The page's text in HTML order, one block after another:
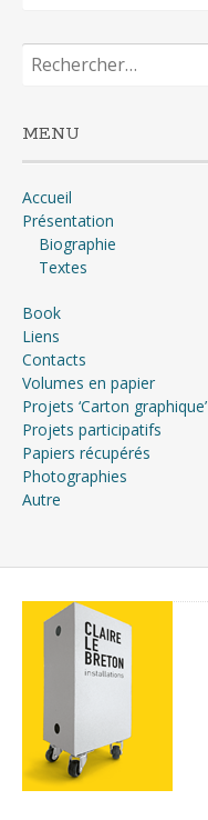
Rechercher :
MENU
Accueil
Présentation
Biographie
Textes
Book
Liens
Contacts
Volumes en papier
Projets ‘Carton graphique’
Projets participatifs
Papiers récupérés
Photographies
Autre